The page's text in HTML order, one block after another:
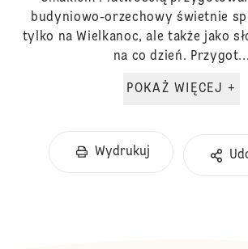
budyniowo-orzechowy świetnie
tylko na Wielkanoc, ale także jako
na co dzień. Przygot...
POKAŻ WIĘCEJ +
Wydrukuj